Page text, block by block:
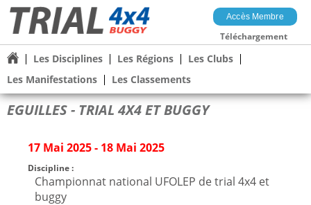
Accès Membre
Téléchargement
Les Disciplines Les Régions
Les Clubs
Les Manifestations
Les Classements
EGUILLES - TRIAL 4X4 ET BUGGY
17 Mai 2025 - 18 Mai 2025
Discipline :
Championnat national UFOLEP de trial 4x4 et
buggy